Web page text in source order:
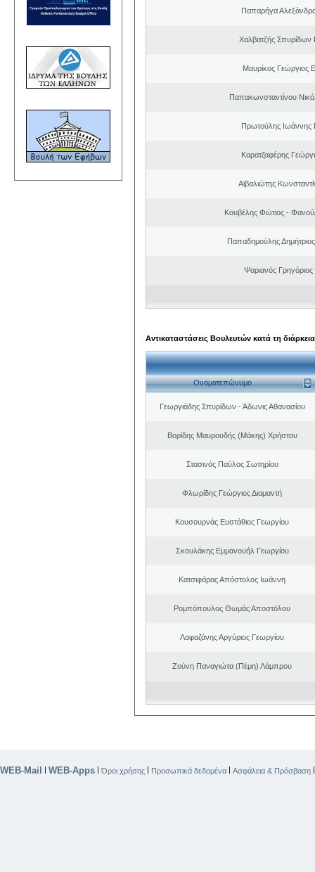
Παπαρήγα
Χαλβατζής Σπυρίδων
Μαυρίκος Γεώργιος
Παπακωνσταντίνου
Πρωτούλης Ιωάννης
Καρατζαφέρης
Αϊβαλιώτης
Κουβέλης Φώτιος -
Παπαδημούλης
Ψαριανός
Αντικαταστάσεις Βουλευτών κατά τη
Ονοματεπώνυμο
Γεωργιάδης Σπυρίδων - Άδωνις Αθανασίου
Βορίδης Μαυρουδής (Μάκης) Χρήστου
Στασινός Παύλος Σωτηρίου
Φλωρίδης Γεώργιος Διαμαντή
Κουσουρνάς Ευστάθιος Γεωργίου
Σκουλάκης Εμμανουήλ Γεωργίου
Κατσιφάρας Απόστολος Ιωάννη
Ρομπόπουλος Θωμάς Αποστόλου
Λαφαζάνης Αργύριος Γεωργίου
Ζούνη Παναγιώτα (Πέμη) Λάμπρου
WEB-Mail | WEB-Apps |Όροι χρήσης | Προσωπικά δεδομένα | Ασφάλεια & Πρόσβαση